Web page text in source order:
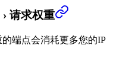
› 请求权重
端点会消耗更多您的IP